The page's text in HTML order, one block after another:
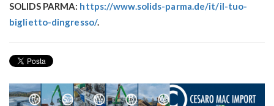
SOLIDS PARMA: https://www.solids-parma.de/it/il-tuo-
biglietto-dingresso/.